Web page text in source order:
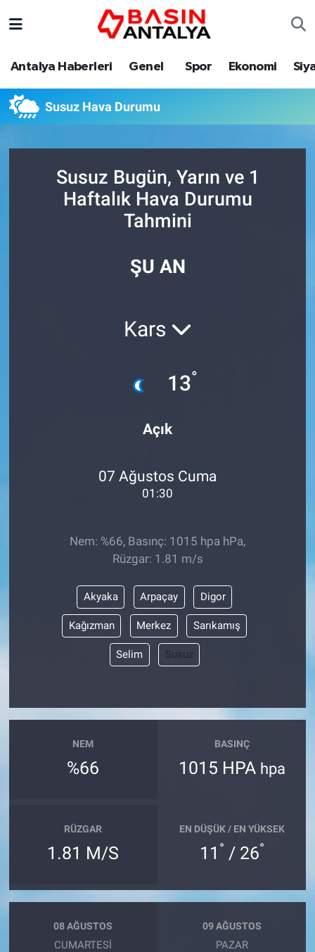
Antalya Haberleri Genel Spor Ekonomi
Susuz Hava Durumu
Susuz Bugün, Yarın ve 1
Haftalık Hava Durumu
Tahmini
ŞU AN
Kars
13°
Açık
07 Ağustos Cuma
01:30
Nem: %66, Basınç: 1015 hpa hPa,
Rüzgar: 1.81 m/s
Akyaka Arpaçay Digor
Kağızman Merkez Sarıkamış
Selim Susuz
NEM
%66
BASINÇ
1015 HPA hpa
RÜZGAR
1.81 M/S
EN DÜŞÜK / EN YÜKSEK
11 ° / 26°
08 AĞUSTOS
CUMARTESI
09 AĞUSTOS
PAZAR